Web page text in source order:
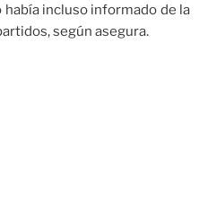
incluso informado de la
según asegura.